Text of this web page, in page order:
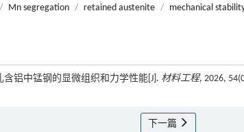
/ Mn segregation / retained austenite / mechanical
铝中锰钢的显微组织和力学性能[J]. 材料工程, 2026,
下一篇